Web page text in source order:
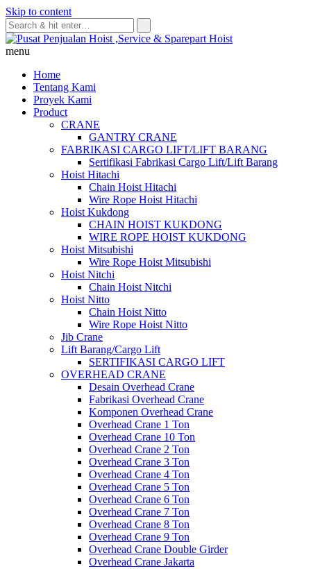
Skip to content
menu
Home
Tentang Kami
Proyek Kami
Product
CRANE
GANTRY CRANE
FABRIKASI CARGO LIFT/LIFT BARANG
Sertifikasi Fabrikasi Cargo Lift/Lift Barang
Hoist Hitachi
Chain Hoist Hitachi
Wire Rope Hoist Hitachi
Hoist Kukdong
CHAIN HOIST KUKDONG
WIRE ROPE HOIST KUKDONG
Hoist Mitsubishi
Wire Rope Hoist Mitsubishi
Hoist Nitchi
Chain Hoist Nitchi
Hoist Nitto
Chain Hoist Nitto
Wire Rope Hoist Nitto
Jib Crane
Lift Barang/Cargo Lift
SERTIFIKASI CARGO LIFT
OVERHEAD CRANE
Desain Overhead Crane
Fabrikasi Overhead Crane
Komponen Overhead Crane
Overhead Crane 1 Ton
Overhead Crane 10 Ton
Overhead Crane 2 Ton
Overhead Crane 3 Ton
Overhead Crane 4 Ton
Overhead Crane 5 Ton
Overhead Crane 6 Ton
Overhead Crane 7 Ton
Overhead Crane 8 Ton
Overhead Crane 9 Ton
Overhead Crane Double Girder
Overhead Crane Jakarta